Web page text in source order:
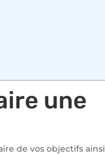
une
de vos objectifs ainsi